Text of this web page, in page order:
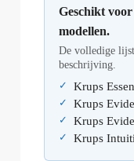
Geschikt
modellen.
De volledige
beschrijving.
Krups
Krups
Krups
Krups